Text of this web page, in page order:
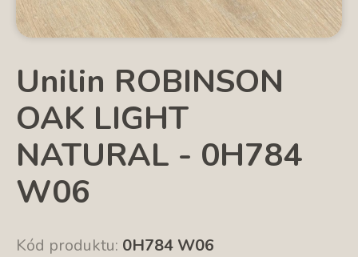
Unilin ROBINSON
OAK LIGHT
NATURAL - 0H784
W06
Kód produktu: 0H784 W06